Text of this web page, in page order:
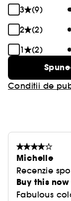
3
(9)
2
(2)
1
(2)
Conditii de
Michelle
Recenzie
Buy this now
Fabulous